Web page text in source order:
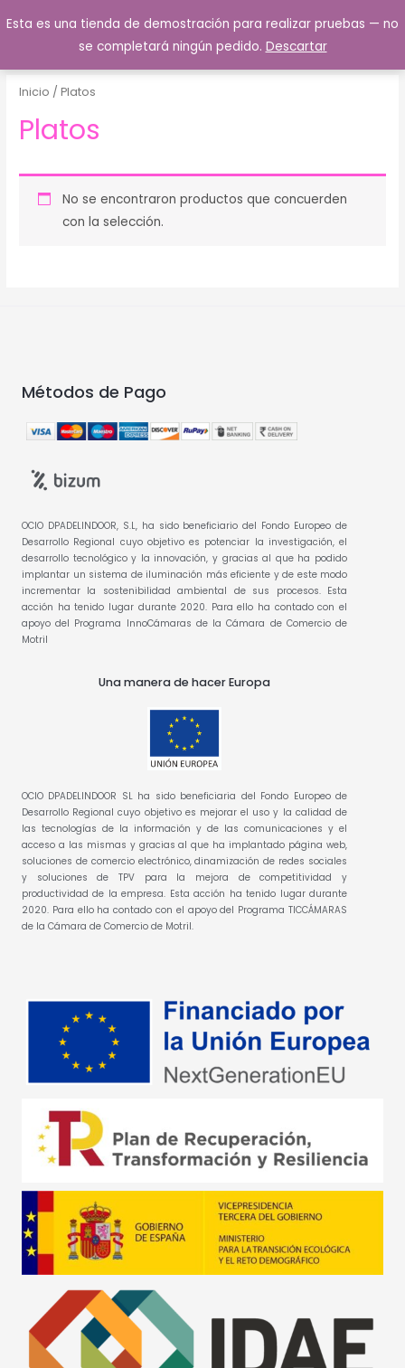
0
Inicio / Platos
Platos
No se encontraron productos que concuerden
con la selección.
Métodos de Pago
OCIO DPADELINDOOR, S.L, ha sido beneficiario del Fondo Europeo de
Desarrollo Regional cuyo objetivo es potenciar la investigación, el
desarrollo tecnológico y la innovación, y gracias al que ha podido
implantar un sistema de iluminación más eficiente y de este modo
incrementar la sostenibilidad ambiental de sus procesos. Esta
acción ha tenido lugar durante 2020. Para ello ha contado con el
apoyo del Programa InnoCámaras de la Cámara de Comercio de
Motril
Una manera de hacer Europa
OCIO DPADELINDOOR SL ha sido beneficiaria del Fondo Europeo de
Desarrollo Regional cuyo objetivo es mejorar el uso y la calidad de
las tecnologías de la información y de las comunicaciones y el
acceso a las mismas y gracias al que ha implantado página web,
soluciones de comercio electrónico, dinamización de redes sociales
y soluciones de TPV para la mejora de competitividad y
productividad de la empresa. Esta acción ha tenido lugar durante
2020. Para ello ha contado con el apoyo del Programa TICCÁMARAS
de la Cámara de Comercio de Motril.
Esta es una tienda de demostración para realizar pruebas — no
se completará ningún pedido. Descartar